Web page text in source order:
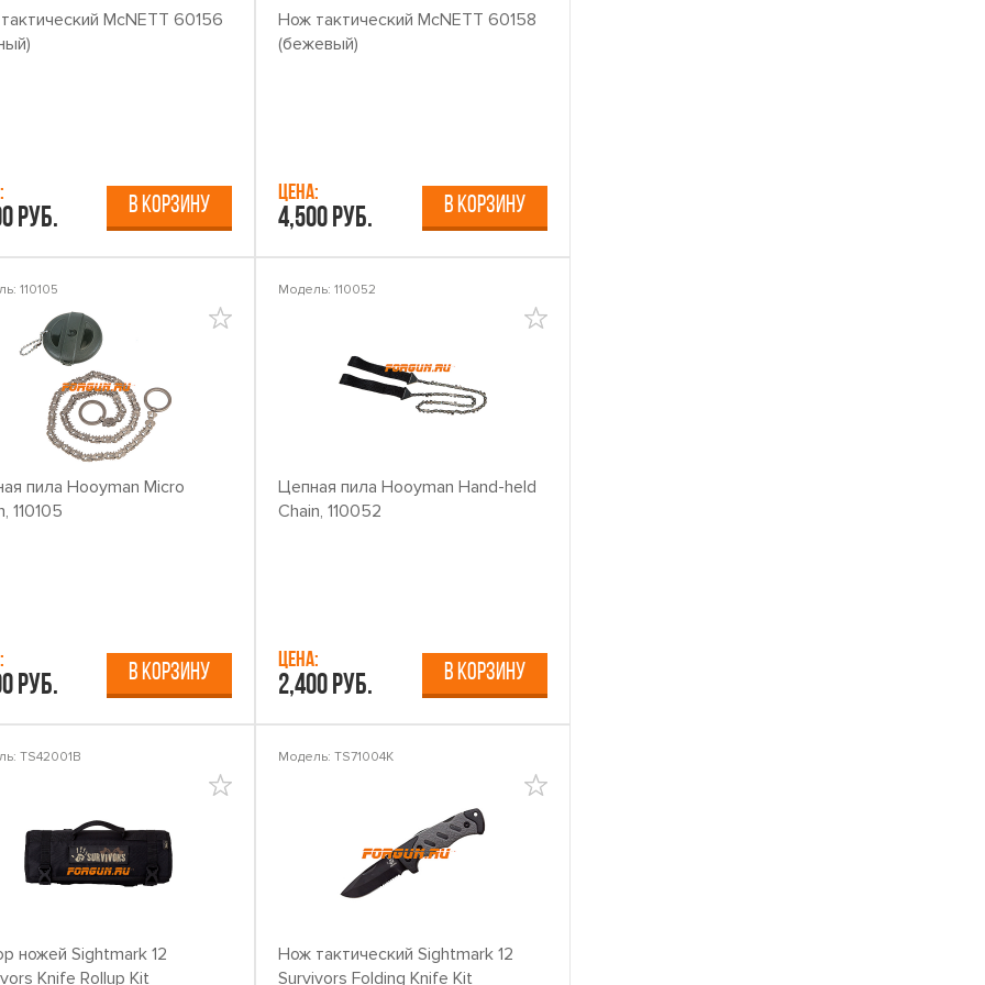
McNETT 60156
руб. В КОРЗИНУ
Нож тактический McNETT 60158
(бежевый)
Цена:
4,500 руб. В КОРЗИНУ
110105
пила Hooyman Micro
110105
руб. В КОРЗИНУ
Модель: 110052
Цепная пила Hooyman Hand-held
Chain, 110052
Цена:
2,400 руб. В КОРЗИНУ
TS42001B
ножей Sightmark 12
Knife Rollup Kit
Модель: TS71004K
Нож тактический Sightmark 12
Survivors Folding Knife Kit